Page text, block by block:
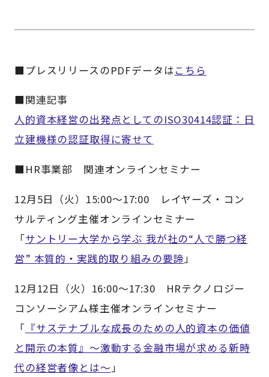
■プレスリリースのPDFデータはこちら
■関連記事
人的資本経営の出発点としてのISO30414認証：日
立建機様の認証取得に寄せて
■HR事業部 関連オンラインセミナー
12月5日（火）15:00～17:00 レイヤーズ・コン
サルティング主催オンラインセミナー
「サントリー大学から学ぶ 我が社の“人で勝つ経
営” 本質的・実践的取り組みの要諦」
12月12日（火）16:00～17:30 HRテクノロジー
コンソーシアム様主催オンラインセミナー
「 『サステナブルな成長のための人的資本の価値
と開示の本質』～激動する金融市場が求める新時
代の経営者像とは～ 」